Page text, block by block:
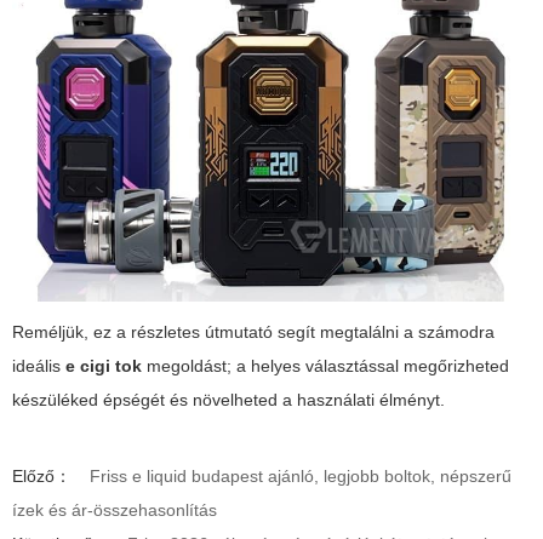
Reméljük, ez a részletes útmutató segít megtalálni a számodra
ideális e cigi tok megoldást; a helyes választással megőrizheted
készüléked épségét és növelheted a használati élményt.
Előző：
Friss e liquid budapest ajánló, legjobb boltok, népszerű
ízek és ár-összehasonlítás